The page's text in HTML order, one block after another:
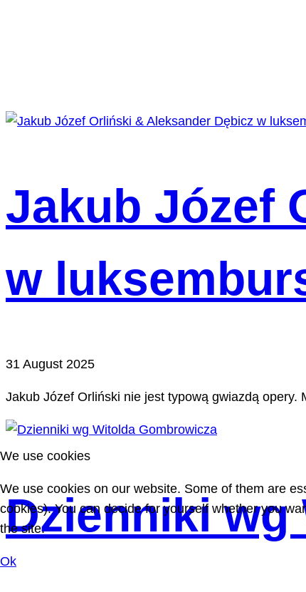
Jakub Józef
w
31 August 2025
Jakub Józef Orliński nie jest typową gwiazdą opery.
Dzienniki wg
We use cookies
We use cookies on our website. Some of them are
cookies). You can decide for yourself whether you
the site.
Ok